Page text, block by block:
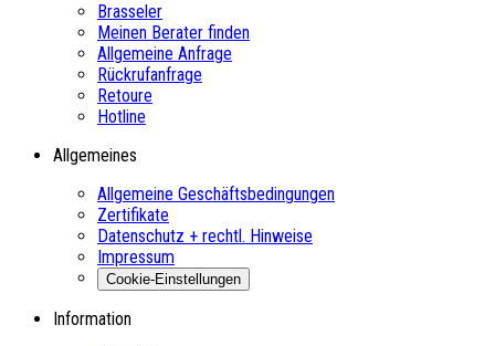
Brasseler
Meinen Berater finden
Allgemeine Anfrage
Rückrufanfrage
Retoure
Hotline
Allgemeines
Allgemeine Geschäftsbedingungen
Zertifikate
Datenschutz + rechtl. Hinweise
Impressum
Cookie-Einstellungen
Information